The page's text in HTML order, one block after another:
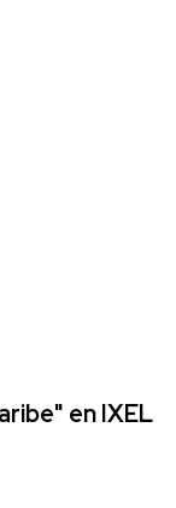
en IXEL